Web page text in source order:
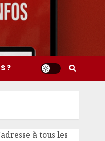
?
à tous les